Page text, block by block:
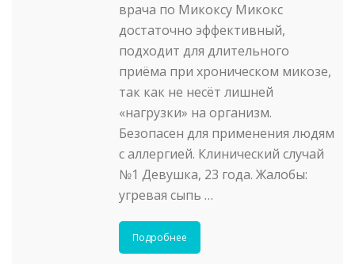
врача по Микоксу Микокс
достаточно эффективный,
подходит для длительного
приёма при хроническом микозе,
так как не несёт лишней
«нагрузки» на организм.
Безопасен для применения людям
с аллергией. Клинический случай
№1 Девушка, 23 года. Жалобы:
угревая сыпь …
Подробнее